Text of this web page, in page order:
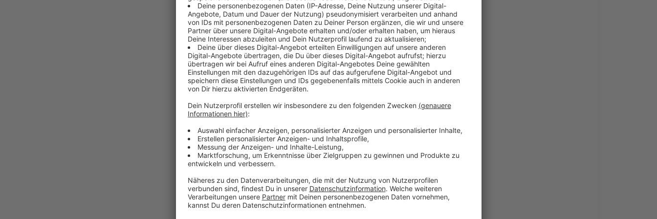
Diese Parks und Plätze sollen sauberer werden:
1. Platz der Republik
2. Schusterplatz
3. Bandwirker Platz
4. Klever Platz
6. Görlitzer Platz
7. Gutenbergplatz
9. Skaterpark Württemberg